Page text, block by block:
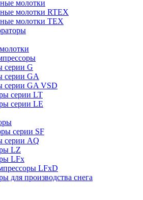
молотки
молотки RTEX
молотки TEX
серии G
cерии GA
cерии GA VSD
серии LT
серии LE
серии SF
серии AQ
LZ
LFx
LFxD
для производства снега